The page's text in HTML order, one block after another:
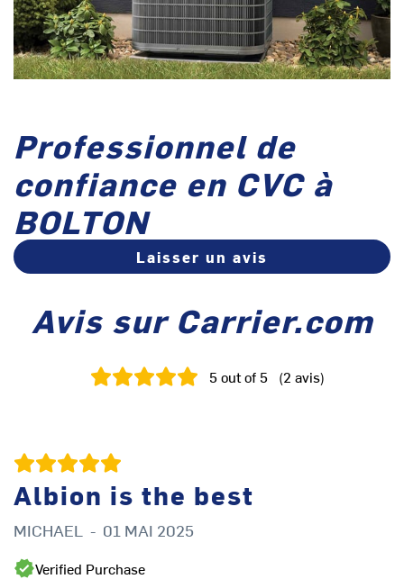
Professionnel de
confiance en CVC à
BOLTON
Laisser un avis
Avis sur Carrier.com
5out of 5 (2 avis)
Albion is the best
MICHAEL - 01 MAI 2025
Verified Purchase